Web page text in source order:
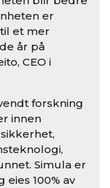
er
et mer
år på
CEO i
forskning
innen
Simula er
100% av